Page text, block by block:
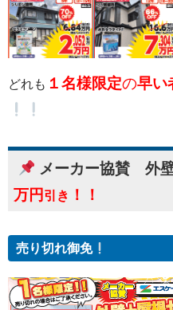
どれも １名様限定の早い
メーカー協賛 外
万円 引き ！！
売り切れ御免